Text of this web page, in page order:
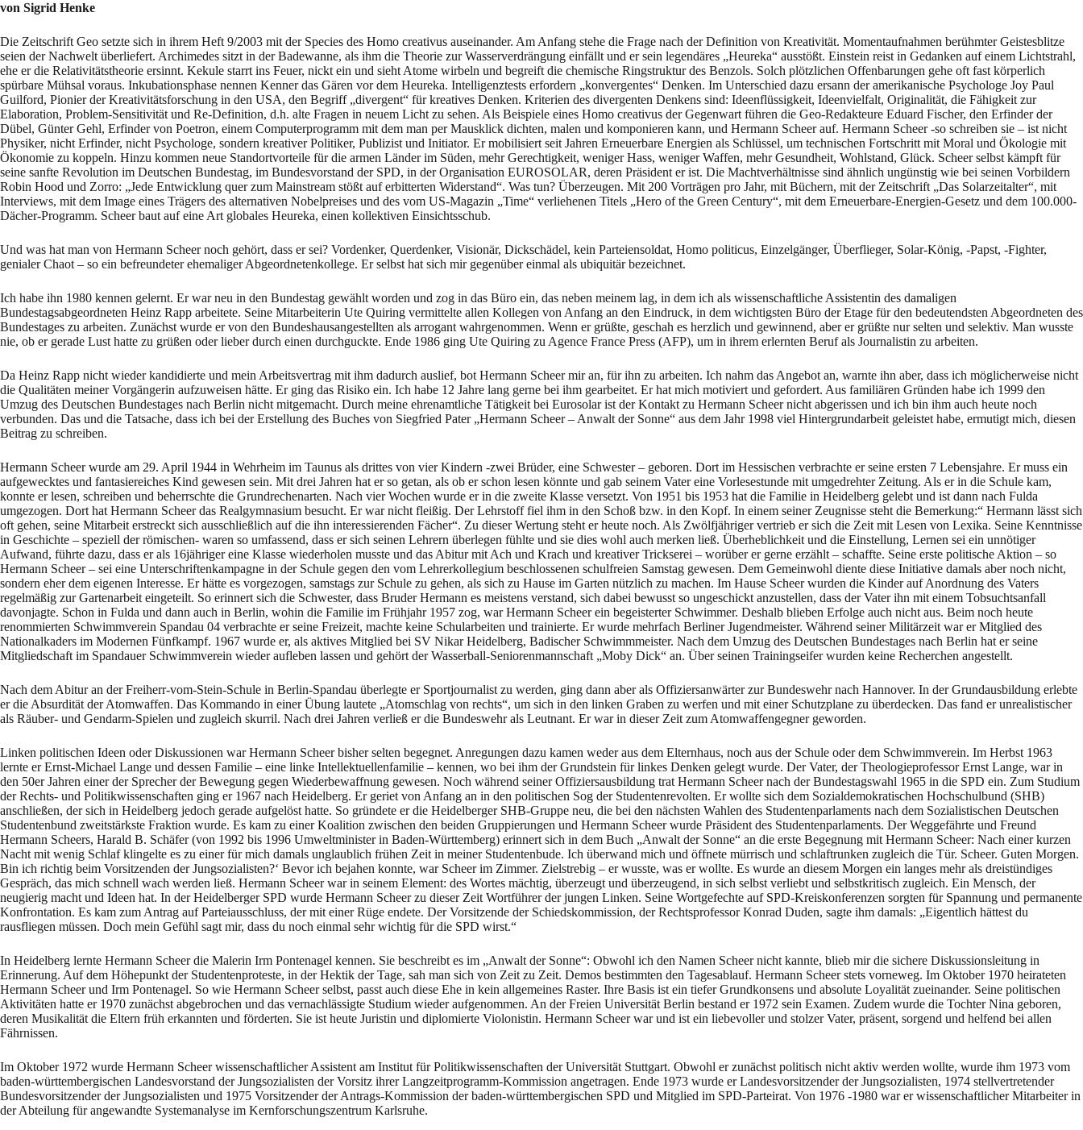
von Sigrid Henke
Die Zeitschrift Geo setzte sich in ihrem Heft 9/2003 mit der Species des Homo creativus auseinander. Am Anfang stehe die Frage nach der Definition von Kreativität. Momentaufnahmen berühmter Geistesblitze
seien der Nachwelt überliefert. Archimedes sitzt in der Badewanne, als ihm die Theorie zur Wasserverdrängung einfällt und er sein legendäres „Heureka“ ausstößt. Einstein reist in Gedanken auf einem Lichtstrahl,
ehe er die Relativitätstheorie ersinnt. Kekule starrt ins Feuer, nickt ein und sieht Atome wirbeln und begreift die chemische Ringstruktur des Benzols. Solch plötzlichen Offenbarungen gehe oft fast körperlich
spürbare Mühsal voraus. Inkubationsphase nennen Kenner das Gären vor dem Heureka. Intelligenztests erfordern „konvergentes“ Denken. Im Unterschied dazu ersann der amerikanische Psychologe Joy Paul
Guilford, Pionier der Kreativitätsforschung in den USA, den Begriff „divergent“ für kreatives Denken. Kriterien des divergenten Denkens sind: Ideenflüssigkeit, Ideenvielfalt, Originalität, die Fähigkeit zur
Elaboration, Problem-Sensitivität und Re-Definition, d.h. alte Fragen in neuem Licht zu sehen. Als Beispiele eines Homo creativus der Gegenwart führen die Geo-Redakteure Eduard Fischer, den Erfinder der
Dübel, Günter Gehl, Erfinder von Poetron, einem Computerprogramm mit dem man per Mausklick dichten, malen und komponieren kann, und Hermann Scheer auf. Hermann Scheer -so schreiben sie – ist nicht
Physiker, nicht Erfinder, nicht Psychologe, sondern kreativer Politiker, Publizist und Initiator. Er mobilisiert seit Jahren Erneuerbare Energien als Schlüssel, um technischen Fortschritt mit Moral und Ökologie mit
Ökonomie zu koppeln. Hinzu kommen neue Standortvorteile für die armen Länder im Süden, mehr Gerechtigkeit, weniger Hass, weniger Waffen, mehr Gesundheit, Wohlstand, Glück. Scheer selbst kämpft für
seine sanfte Revolution im Deutschen Bundestag, im Bundesvorstand der SPD, in der Organisation EUROSOLAR, deren Präsident er ist. Die Machtverhältnisse sind ähnlich ungünstig wie bei seinen Vorbildern
Robin Hood und Zorro: „Jede Entwicklung quer zum Mainstream stößt auf erbitterten Widerstand“. Was tun? Überzeugen. Mit 200 Vorträgen pro Jahr, mit Büchern, mit der Zeitschrift „Das Solarzeitalter“, mit
Interviews, mit dem Image eines Trägers des alternativen Nobelpreises und des vom US-Magazin „Time“ verliehenen Titels „Hero of the Green Century“, mit dem Erneuerbare-Energien-Gesetz und dem 100.000-
Dächer-Programm. Scheer baut auf eine Art globales Heureka, einen kollektiven Einsichtsschub.
Und was hat man von Hermann Scheer noch gehört, dass er sei? Vordenker, Querdenker, Visionär, Dickschädel, kein Parteiensoldat, Homo politicus, Einzelgänger, Überflieger, Solar-König, -Papst, -Fighter,
genialer Chaot – so ein befreundeter ehemaliger Abgeordnetenkollege. Er selbst hat sich mir gegenüber einmal als ubiquitär bezeichnet.
Ich habe ihn 1980 kennen gelernt. Er war neu in den Bundestag gewählt worden und zog in das Büro ein, das neben meinem lag, in dem ich als wissenschaftliche Assistentin des damaligen
Bundestagsabgeordneten Heinz Rapp arbeitete. Seine Mitarbeiterin Ute Quiring vermittelte allen Kollegen von Anfang an den Eindruck, in dem wichtigsten Büro der Etage für den bedeutendsten Abgeordneten des
Bundestages zu arbeiten. Zunächst wurde er von den Bundeshausangestellten als arrogant wahrgenommen. Wenn er grüßte, geschah es herzlich und gewinnend, aber er grüßte nur selten und selektiv. Man wusste
nie, ob er gerade Lust hatte zu grüßen oder lieber durch einen durchguckte. Ende 1986 ging Ute Quiring zu Agence France Press (AFP), um in ihrem erlernten Beruf als Journalistin zu arbeiten.
Da Heinz Rapp nicht wieder kandidierte und mein Arbeitsvertrag mit ihm dadurch auslief, bot Hermann Scheer mir an, für ihn zu arbeiten. Ich nahm das Angebot an, warnte ihn aber, dass ich möglicherweise nicht
die Qualitäten meiner Vorgängerin aufzuweisen hätte. Er ging das Risiko ein. Ich habe 12 Jahre lang gerne bei ihm gearbeitet. Er hat mich motiviert und gefordert. Aus familiären Gründen habe ich 1999 den
Umzug des Deutschen Bundestages nach Berlin nicht mitgemacht. Durch meine ehrenamtliche Tätigkeit bei Eurosolar ist der Kontakt zu Hermann Scheer nicht abgerissen und ich bin ihm auch heute noch
verbunden. Das und die Tatsache, dass ich bei der Erstellung des Buches von Siegfried Pater „Hermann Scheer – Anwalt der Sonne“ aus dem Jahr 1998 viel Hintergrundarbeit geleistet habe, ermutigt mich, diesen
Beitrag zu schreiben.
Hermann Scheer wurde am 29. April 1944 in Wehrheim im Taunus als drittes von vier Kindern -zwei Brüder, eine Schwester – geboren. Dort im Hessischen verbrachte er seine ersten 7 Lebensjahre. Er muss ein
aufgewecktes und fantasiereiches Kind gewesen sein. Mit drei Jahren hat er so getan, als ob er schon lesen könnte und gab seinem Vater eine Vorlesestunde mit umgedrehter Zeitung. Als er in die Schule kam,
konnte er lesen, schreiben und beherrschte die Grundrechenarten. Nach vier Wochen wurde er in die zweite Klasse versetzt. Von 1951 bis 1953 hat die Familie in Heidelberg gelebt und ist dann nach Fulda
umgezogen. Dort hat Hermann Scheer das Realgymnasium besucht. Er war nicht fleißig. Der Lehrstoff fiel ihm in den Schoß bzw. in den Kopf. In einem seiner Zeugnisse steht die Bemerkung:“ Hermann lässt sich
oft gehen, seine Mitarbeit erstreckt sich ausschließlich auf die ihn interessierenden Fächer“. Zu dieser Wertung steht er heute noch. Als Zwölfjähriger vertrieb er sich die Zeit mit Lesen von Lexika. Seine Kenntnisse
in Geschichte – speziell der römischen- waren so umfassend, dass er sich seinen Lehrern überlegen fühlte und sie dies wohl auch merken ließ. Überheblichkeit und die Einstellung, Lernen sei ein unnötiger
Aufwand, führte dazu, dass er als 16jähriger eine Klasse wiederholen musste und das Abitur mit Ach und Krach und kreativer Trickserei – worüber er gerne erzählt – schaffte. Seine erste politische Aktion – so
Hermann Scheer – sei eine Unterschriftenkampagne in der Schule gegen den vom Lehrerkollegium beschlossenen schulfreien Samstag gewesen. Dem Gemeinwohl diente diese Initiative damals aber noch nicht,
sondern eher dem eigenen Interesse. Er hätte es vorgezogen, samstags zur Schule zu gehen, als sich zu Hause im Garten nützlich zu machen. Im Hause Scheer wurden die Kinder auf Anordnung des Vaters
regelmäßig zur Gartenarbeit eingeteilt. So erinnert sich die Schwester, dass Bruder Hermann es meistens verstand, sich dabei bewusst so ungeschickt anzustellen, dass der Vater ihn mit einem Tobsuchtsanfall
davonjagte. Schon in Fulda und dann auch in Berlin, wohin die Familie im Frühjahr 1957 zog, war Hermann Scheer ein begeisterter Schwimmer. Deshalb blieben Erfolge auch nicht aus. Beim noch heute
renommierten Schwimmverein Spandau 04 verbrachte er seine Freizeit, machte keine Schularbeiten und trainierte. Er wurde mehrfach Berliner Jugendmeister. Während seiner Militärzeit war er Mitglied des
Nationalkaders im Modernen Fünfkampf. 1967 wurde er, als aktives Mitglied bei SV Nikar Heidelberg, Badischer Schwimmmeister. Nach dem Umzug des Deutschen Bundestages nach Berlin hat er seine
Mitgliedschaft im Spandauer Schwimmverein wieder aufleben lassen und gehört der Wasserball-Seniorenmannschaft „Moby Dick“ an. Über seinen Trainingseifer wurden keine Recherchen angestellt.
Nach dem Abitur an der Freiherr-vom-Stein-Schule in Berlin-Spandau überlegte er Sportjournalist zu werden, ging dann aber als Offiziersanwärter zur Bundeswehr nach Hannover. In der Grundausbildung erlebte
er die Absurdität der Atomwaffen. Das Kommando in einer Übung lautete „Atomschlag von rechts“, um sich in den linken Graben zu werfen und mit einer Schutzplane zu überdecken. Das fand er unrealistischer
als Räuber- und Gendarm-Spielen und zugleich skurril. Nach drei Jahren verließ er die Bundeswehr als Leutnant. Er war in dieser Zeit zum Atomwaffengegner geworden.
Linken politischen Ideen oder Diskussionen war Hermann Scheer bisher selten begegnet. Anregungen dazu kamen weder aus dem Elternhaus, noch aus der Schule oder dem Schwimmverein. Im Herbst 1963
lernte er Ernst-Michael Lange und dessen Familie – eine linke Intellektuellenfamilie – kennen, wo bei ihm der Grundstein für linkes Denken gelegt wurde. Der Vater, der Theologieprofessor Ernst Lange, war in
den 50er Jahren einer der Sprecher der Bewegung gegen Wiederbewaffnung gewesen. Noch während seiner Offiziersausbildung trat Hermann Scheer nach der Bundestagswahl 1965 in die SPD ein. Zum Studium
der Rechts- und Politikwissenschaften ging er 1967 nach Heidelberg. Er geriet von Anfang an in den politischen Sog der Studentenrevolten. Er wollte sich dem Sozialdemokratischen Hochschulbund (SHB)
anschließen, der sich in Heidelberg jedoch gerade aufgelöst hatte. So gründete er die Heidelberger SHB-Gruppe neu, die bei den nächsten Wahlen des Studentenparlaments nach dem Sozialistischen Deutschen
Studentenbund zweitstärkste Fraktion wurde. Es kam zu einer Koalition zwischen den beiden Gruppierungen und Hermann Scheer wurde Präsident des Studentenparlaments. Der Weggefährte und Freund
Hermann Scheers, Harald B. Schäfer (von 1992 bis 1996 Umweltminister in Baden-Württemberg) erinnert sich in dem Buch „Anwalt der Sonne“ an die erste Begegnung mit Hermann Scheer: Nach einer kurzen
Nacht mit wenig Schlaf klingelte es zu einer für mich damals unglaublich frühen Zeit in meiner Studentenbude. Ich überwand mich und öffnete mürrisch und schlaftrunken zugleich die Tür. Scheer. Guten Morgen.
Bin ich richtig beim Vorsitzenden der Jungsozialisten?‘ Bevor ich bejahen konnte, war Scheer im Zimmer. Zielstrebig – er wusste, was er wollte. Es wurde an diesem Morgen ein langes mehr als dreistündiges
Gespräch, das mich schnell wach werden ließ. Hermann Scheer war in seinem Element: des Wortes mächtig, überzeugt und überzeugend, in sich selbst verliebt und selbstkritisch zugleich. Ein Mensch, der
neugierig macht und Ideen hat. In der Heidelberger SPD wurde Hermann Scheer zu dieser Zeit Wortführer der jungen Linken. Seine Wortgefechte auf SPD-Kreiskonferenzen sorgten für Spannung und permanente
Konfrontation. Es kam zum Antrag auf Parteiausschluss, der mit einer Rüge endete. Der Vorsitzende der Schiedskommission, der Rechtsprofessor Konrad Duden, sagte ihm damals: „Eigentlich hättest du
rausfliegen müssen. Doch mein Gefühl sagt mir, dass du noch einmal sehr wichtig für die SPD wirst.“
In Heidelberg lernte Hermann Scheer die Malerin Irm Pontenagel kennen. Sie beschreibt es im „Anwalt der Sonne“: Obwohl ich den Namen Scheer nicht kannte, blieb mir die sichere Diskussionsleitung in
Erinnerung. Auf dem Höhepunkt der Studentenproteste, in der Hektik der Tage, sah man sich von Zeit zu Zeit. Demos bestimmten den Tagesablauf. Hermann Scheer stets vorneweg. Im Oktober 1970 heirateten
Hermann Scheer und Irm Pontenagel. So wie Hermann Scheer selbst, passt auch diese Ehe in kein allgemeines Raster. Ihre Basis ist ein tiefer Grundkonsens und absolute Loyalität zueinander. Seine politischen
Aktivitäten hatte er 1970 zunächst abgebrochen und das vernachlässigte Studium wieder aufgenommen. An der Freien Universität Berlin bestand er 1972 sein Examen. Zudem wurde die Tochter Nina geboren,
deren Musikalität die Eltern früh erkannten und förderten. Sie ist heute Juristin und diplomierte Violonistin. Hermann Scheer war und ist ein liebevoller und stolzer Vater, präsent, sorgend und helfend bei allen
Fährnissen.
Im Oktober 1972 wurde Hermann Scheer wissenschaftlicher Assistent am Institut für Politikwissenschaften der Universität Stuttgart. Obwohl er zunächst politisch nicht aktiv werden wollte, wurde ihm 1973 vom
baden-württembergischen Landesvorstand der Jungsozialisten der Vorsitz ihrer Langzeitprogramm-Kommission angetragen. Ende 1973 wurde er Landesvorsitzender der Jungsozialisten, 1974 stellvertretender
Bundesvorsitzender der Jungsozialisten und 1975 Vorsitzender der Antrags-Kommission der baden-württembergischen SPD und Mitglied im SPD-Parteirat. Von 1976 -1980 war er wissenschaftlicher Mitarbeiter in
der Abteilung für angewandte Systemanalyse im Kernforschungszentrum Karlsruhe.